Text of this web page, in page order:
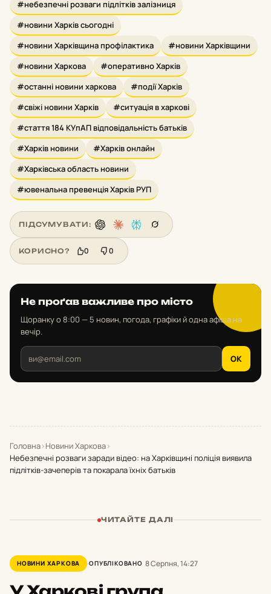
#небезпечні розваги підлітків залізниця
#новини Харків сьогодні
#новини Харківщина профілактика
#новини Харківщини
#новини Харкова
#оперативно Харків
#останні новини харкова
#події Харків
#свіжі новини Харків
#ситуація в харкові
#стаття 184 КУпАП відповідальність батьків
#Харків новини
#Харків онлайн
#Харківська область новини
#ювенальна превенція Харків РУП
ПІДСУМУВАТИ:
КОРИСНО? 0 0
Не проґав важливе про місто
Щоранку о 8:00 — 5 новин, погода, графіки й одна афіша на
вечір.
OK
Головна›Новини Харкова›
Небезпечні розваги заради відео: на Харківщині поліція виявила
підлітків-зачеперів та покарала їхніх батьків
ЧИТАЙТЕ ДАЛІ
НОВИНИ ХАРКОВА ОПУБЛІКОВАНО 8 Серпня, 14:27